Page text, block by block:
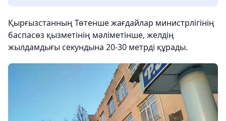
Қырғызстанның Төтенше жағдайлар министрлігінің
баспасөз қызметінің мәліметінше, желдің
жылдамдығы секундына 20-30 метрді құрады.